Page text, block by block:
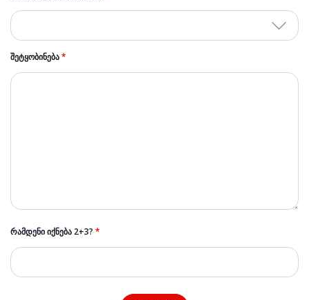
ᲨᲔᲢᲧᲝᲑᲘᲜᲔᲑᲐ*
ᲠᲐᲛᲓᲔᲜᲘ ᲘᲥᲜᲔᲑᲐ 2+3? *